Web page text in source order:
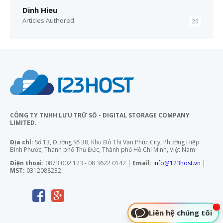
Dinh Hieu
Articles Authored 20
CÔNG TY TNHH LƯU TRỮ SỐ - DIGITAL STORAGE COMPANY
LIMITED.
Địa chỉ: Số 13, Đường Số 38, Khu Đô Thị Vạn Phúc City, Phường Hiệp
Bình Phước, Thành phố Thủ Đức, Thành phố Hồ Chí Minh, Việt Nam
Điện thoại: 0873 002 123 - 08 3622 0142 | Email: info@123host.vn |
MST: 0312088232
Liên hệ chúng tôi